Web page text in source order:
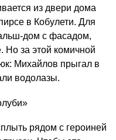
из двери дома
в Кобулети. Для
дом с фасадом,
за этой комичной
Михайлов прыгал в
водолазы.
рядом с героиней